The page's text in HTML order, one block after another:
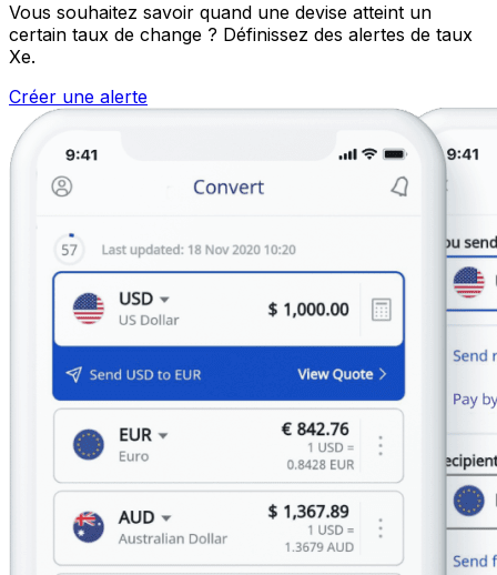
Vous souhaitez savoir quand une devise atteint un
certain taux de change ? Définissez des alertes de taux
Xe.
Créer une alerte